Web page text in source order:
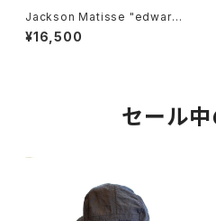
Jackson Matisse "edward
SCISSORHANDS Face Te
e"
¥16,500
セール